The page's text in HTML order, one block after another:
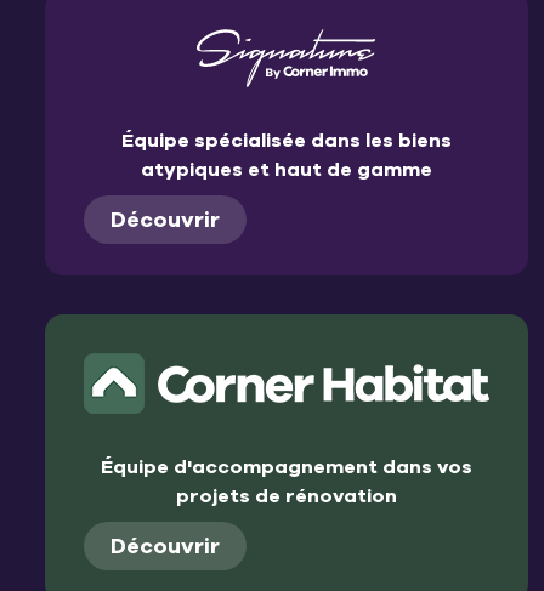
Équipe spécialisée dans les biens
atypiques et haut de gamme
Découvrir
Équipe d'accompagnement dans vos
projets de rénovation
Découvrir